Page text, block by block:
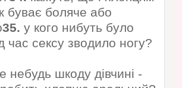
буває боляче або
35. у кого нибуть було
час сексу зводило ногу?
небудь шкоду дівчині -